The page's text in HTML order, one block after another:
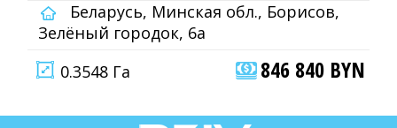
Беларусь, Минская обл., Борисов,
Зелёный городок, 6а
0.3548 Га
846 840 BYN